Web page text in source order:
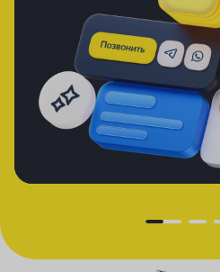
Создадим для вас
с помощью
Яндекс